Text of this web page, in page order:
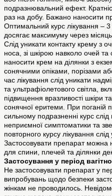
подразнювальний ефект.
раз на добу. Бажано наносити
Оптимальний курс лікування –
досягає максимуму через
Слід уникати контакту крему з
носа, зі шкірою навколо очей
наносити крем на ділянки з
сонячними опіками, порізами
час лікування слід уникати
та ультрафіолетового світла,
підвищення вразливості шкіри
сонячної еритеми. При поганій
сильному подразненні курс
неприємної симптоматики та
повторного курсу лікування слід
Застосовувати препарат можна
для спини, плечей та ділянки
Застосування у період
Не застосовувати препарат у
випробувань щодо безпеки
жінкам не проводилось.